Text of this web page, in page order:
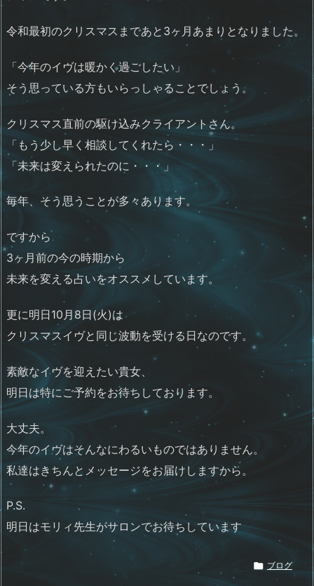
令和最初のクリスマスまであと3ヶ月あまりとなりました。
「今年のイヴは暖かく過ごしたい」
そう思っている方もいらっしゃることでしょう。
クリスマス直前の駆け込みクライアントさん。
「もう少し早く相談してくれたら・・・」
「未来は変えられたのに・・・」
毎年、そう思うことが多々あります。
ですから
3ヶ月前の今の時期から
未来を変える占いをオススメしています。
更に明日10月8日(火)は
クリスマスイヴと同じ波動を受ける日なのです。
素敵なイヴを迎えたい貴女、
明日は特にご予約をお待ちしております。
大丈夫。
今年のイヴはそんなにわるいものではありません。
私達はきちんとメッセージをお届けしますから。
P.S.
明日はモリィ先生がサロンでお待ちしています
 ブログ